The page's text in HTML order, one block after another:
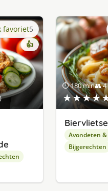
favoriet5
👍
⏱ 180 min👥 4
Avondeten
Bijgerechten